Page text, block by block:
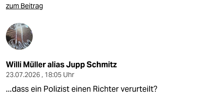
zum Beitrag
Willi Müller alias Jupp Schmitz
23.07.2026 , 18:05 Uhr
...dass ein Polizist einen Richter verurteilt?